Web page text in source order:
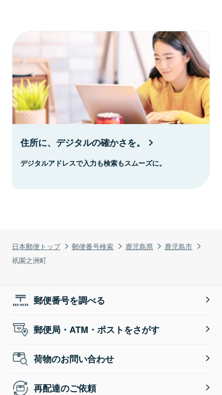
日本郵便トップ 郵便番号検索 鹿児島県
鹿児島市
祇園之洲町
住所に、デジタルの確かさを。
デジタルアドレスで入力も検索もスムーズに。
郵便番号を調べる
郵便局・ATM・ポストをさがす
荷物のお問い合わせ
再配達のご依頼